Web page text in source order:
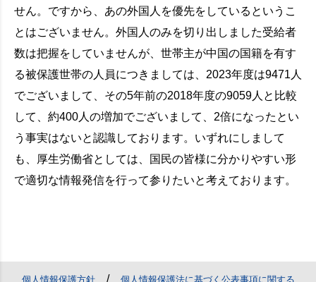
せん。ですから、あの外国人を優先をしているというこ
とはございません。外国人のみを切り出しました受給者
数は把握をしていませんが、世帯主が中国の国籍を有す
る被保護世帯の人員につきましては、2023年度は9471人
でございまして、その5年前の2018年度の9059人と比較
して、約400人の増加でございまして、2倍になったとい
う事実はないと認識しております。いずれにしまして
も、厚生労働省としては、国民の皆様に分かりやすい形
で適切な情報発信を行って参りたいと考えております。
個人情報保護方針/ 個人情報保護法に基づく公表事項に関する